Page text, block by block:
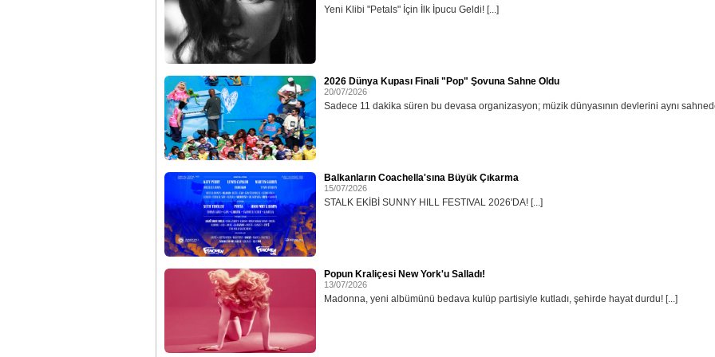
Yeni Klibi "Petals" İçin İlk İpucu Geldi! [...]
2026 Dünya Kupası Finali "Pop" Şovuna Sahne Oldu
20/07/2026
Sadece 11 dakika süren bu devasa organizasyon; müzik dünyasının devlerini aynı
Balkanların Coachella'sına Büyük Çıkarma
15/07/2026
STALK EKİBİ SUNNY HILL FESTIVAL 2026'DA! [...]
Popun Kraliçesi New York'u Salladı!
13/07/2026
Madonna, yeni albümünü bedava kulüp partisiyle kutladı, şehirde hayat durdu! [...]